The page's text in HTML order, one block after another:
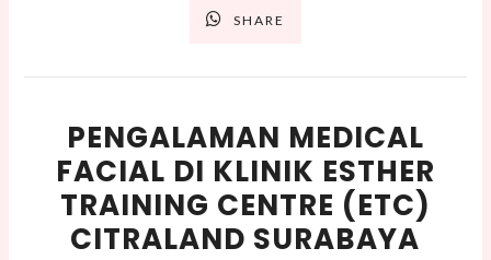
SHARE
PENGALAMAN MEDICAL
FACIAL DI KLINIK ESTHER
TRAINING CENTRE (ETC)
CITRALAND SURABAYA